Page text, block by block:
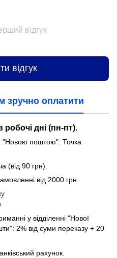
відгук
відгук
зручно оплатити
дні (пн-пт).
"Новою поштою". Точка
(від 90 грн).
від 2000 грн.
у відділенні "Нової
2% від суми переказу + 20
рахунок.